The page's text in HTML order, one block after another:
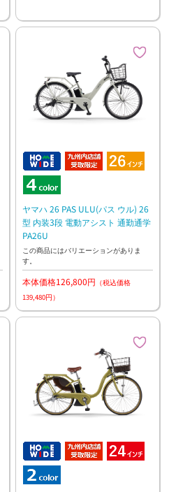
ヤマハ 26 PAS ULU(パス ウル) 26
型 内装3段 電動アシスト 通勤通学
PA26U
この商品にはバリエーションがありま
す。
本体価格126,800円 （税込価格
139,480円）